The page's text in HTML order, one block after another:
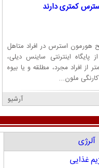
کمتری دارند
هورمون استرس در افراد متاهل
پایگاه اینترنتی ساینس دیلی،
از افراد مجرد، مطلقه و یا بیوه
ملون...
آرشیو
آلرژی
غذایی